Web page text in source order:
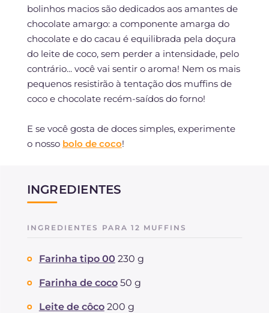
bolinhos macios são dedicados aos amantes de
chocolate amargo: a componente amarga do
chocolate e do cacau é equilibrada pela doçura
do leite de coco, sem perder a intensidade, pelo
contrário... você vai sentir o aroma! Nem os mais
pequenos resistirão à tentação dos muffins de
coco e chocolate recém-saídos do forno!
E se você gosta de doces simples, experimente
o nosso bolo de coco!
INGREDIENTES
INGREDIENTES PARA 12 MUFFINS
Farinha tipo 00 230 g
Farinha de coco 50 g
Leite de côco 200 g